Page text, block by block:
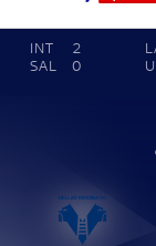
INT
2
SAL
0